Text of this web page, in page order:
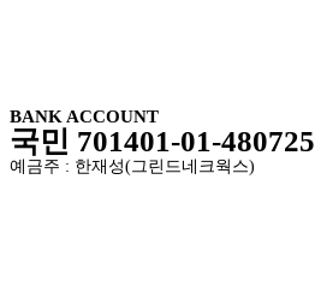
BANK ACCOUNT
국민 701401-01-480725
예금주 : 한재성(그린드네크웍스)